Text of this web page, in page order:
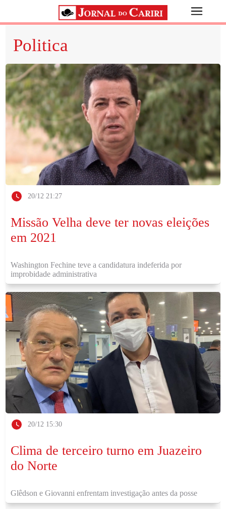
Politica
20/12 21:27
Missão Velha deve ter novas eleições
em 2021
Washington Fechine teve a candidatura indeferida por
improbidade administrativa
20/12 15:30
Clima de terceiro turno em Juazeiro
do Norte
Glêdson e Giovanni enfrentam investigação antes da posse